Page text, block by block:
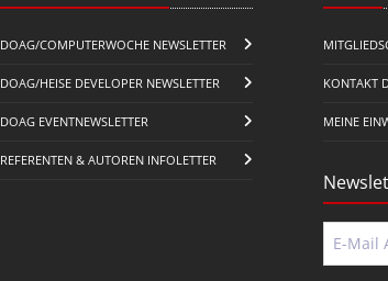
DOAG/COMPUTERWOCHE NEWSLETTER
DOAG/HEISE DEVELOPER NEWSLETTER
DOAG EVENTNEWSLETTER
REFERENTEN & AUTOREN INFOLETTER
KONTAKT
MEINE